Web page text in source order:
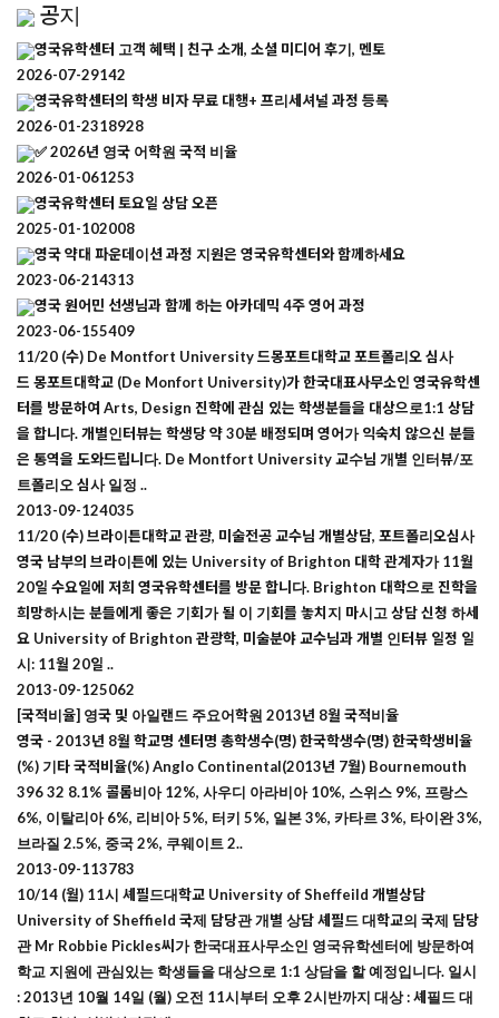
공지
영국유학센터 고객 혜택 | 친구 소개, 소셜 미디어 후기, 멘토
2026-07-29142
영국유학센터의 학생 비자 무료 대행+ 프리세셔널 과정 등록
2026-01-2318928
✅ 2026년 영국 어학원 국적 비율
2026-01-061253
영국유학센터 토요일 상담 오픈
2025-01-102008
영국 약대 파운데이션 과정 지원은 영국유학센터와 함께하세요
2023-06-214313
영국 원어민 선생님과 함께 하는 아카데믹 4주 영어 과정
2023-06-155409
11/20 (수) De Montfort University 드몽포트대학교 포트폴리오 심사
드 몽포트대학교 (De Monfort University)가 한국대표사무소인 영국유학센
터를 방문하여 Arts, Design 진학에 관심 있는 학생분들을 대상으로1:1 상담
을 합니다. 개별인터뷰는 학생당 약 30분 배정되며 영어가 익숙치 않으신 분들
은 통역을 도와드립니다. De Montfort University 교수님 개별 인터뷰/포
트폴리오 심사 일정 ..
2013-09-124035
11/20 (수) 브라이튼대학교 관광, 미술전공 교수님 개별상담, 포트폴리오심사
영국 남부의 브라이튼에 있는 University of Brighton 대학 관계자가 11월
20일 수요일에 저희 영국유학센터를 방문 합니다. Brighton 대학으로 진학을
희망하시는 분들에게 좋은 기회가 될 이 기회를 놓치지 마시고 상담 신청 하세
요 University of Brighton 관광학, 미술분야 교수님과 개별 인터뷰 일정 일
시: 11월 20일 ..
2013-09-125062
[국적비율] 영국 및 아일랜드 주요어학원 2013년 8월 국적비율
영국 - 2013년 8월 학교명 센터명 총학생수(명) 한국학생수(명) 한국학생비율
(%) 기타 국적비율(%) Anglo Continental(2013년 7월) Bournemouth
396 32 8.1% 콜롬비아 12%, 사우디 아라비아 10%, 스위스 9%, 프랑스
6%, 이탈리아 6%, 리비아 5%, 터키 5%, 일본 3%, 카타르 3%, 타이완 3%,
브라질 2.5%, 중국 2%, 쿠웨이트 2..
2013-09-113783
10/14 (월) 11시 셰필드대학교 University of Sheffeild 개별상담
University of Sheffield 국제 담당관 개별 상담 셰필드 대학교의 국제 담당
관 Mr Robbie Pickles씨가 한국대표사무소인 영국유학센터에 방문하여
학교 지원에 관심있는 학생들을 대상으로 1:1 상담을 할 예정입니다. 일시
: 2013년 10월 14일 (월) 오전 11시부터 오후 2시반까지 대상 : 셰필드 대